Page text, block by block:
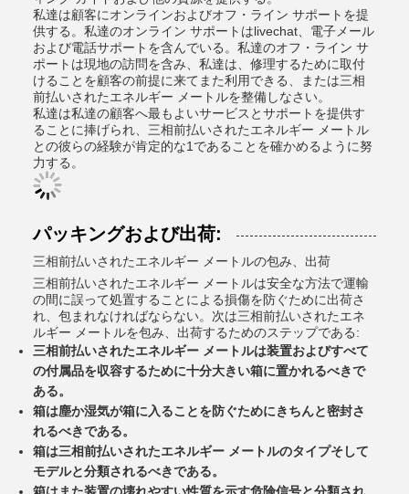
私達は顧客にオンラインおよびオフ・ライン サポートを提
供する。私達のオンライン サポートはlivechat、電子メール
および電話サポートを含んでいる。私達のオフ・ライン サ
ポートは現地の訪問を含み、私達は、修理するために取付
けることを顧客の前提に来てまた利用できる、または三相
前払いされたエネルギー メートルを整備しなさい。
私達は私達の顧客へ最もよいサービスとサポートを提供す
ることに捧げられ、三相前払いされたエネルギー メートル
との彼らの経験が肯定的な1であることを確かめるように努
力する。
パッキングおよび出荷:
三相前払いされたエネルギー メートルの包み、出荷
三相前払いされたエネルギー メートルは安全な方法で運輸
の間に誤って処置することによる損傷を防ぐために出荷さ
れ、包まれなければならない。次は三相前払いされたエネ
ルギー メートルを包み、出荷するためのステップである:
三相前払いされたエネルギー メートルは装置およびすべて
の付属品を収容するために十分大きい箱に置かれるべきで
ある。
箱は塵か湿気が箱に入ることを防ぐためにきちんと密封さ
れるべきである。
箱は三相前払いされたエネルギー メートルのタイプそして
モデルと分類されるべきである。